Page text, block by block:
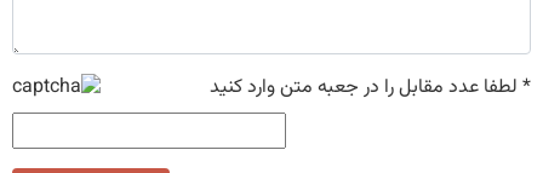
* لطفا عدد مقابل را در جعبه متن وارد کنید